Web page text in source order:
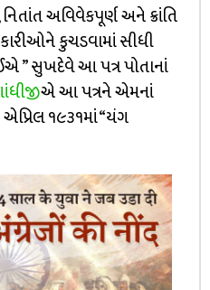
અવિવેકપૂર્ણ અને ક્રાંતિ
કુચડવામાં સીધી
” સુખદેવે આ પત્ર પોતાનાં
એ આ પત્રને એમનાં
૧૯૩૧માં “યંગ